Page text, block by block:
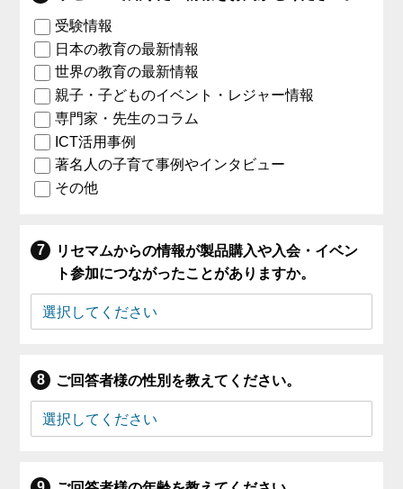
受験情報
日本の教育の最新情報
世界の教育の最新情報
親子・子どものイベント・レジャー情報
専門家・先生のコラム
ICT活用事例
著名人の子育て事例やインタビュー
その他
リセマムからの情報が製品購入や入会・イベン
ト参加につながったことがありますか。
ご回答者様の性別を教えてください。